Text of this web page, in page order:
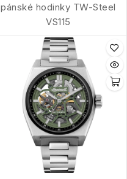
pánské hodinky TW-Steel
VS115